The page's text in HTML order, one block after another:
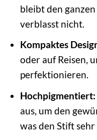
bleibt den
verblasst nicht.
Kompaktes
oder auf Reisen,
perfektionieren.
Hochpigmentiert:
aus, um den
was den Stift